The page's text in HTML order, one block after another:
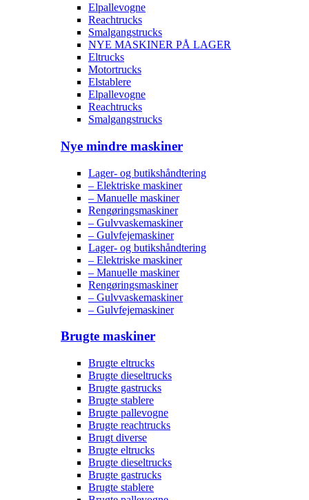
Elpallevogne
Reachtrucks
Smalgangstrucks
NYE MASKINER PÅ LAGER
Eltrucks
Motortrucks
Elstablere
Elpallevogne
Reachtrucks
Smalgangstrucks
Nye mindre maskiner
Lager- og butikshåndtering
– Elektriske maskiner
– Manuelle maskiner
Rengøringsmaskiner
– Gulvvaskemaskiner
– Gulvfejemaskiner
Lager- og butikshåndtering
– Elektriske maskiner
– Manuelle maskiner
Rengøringsmaskiner
– Gulvvaskemaskiner
– Gulvfejemaskiner
Brugte maskiner
Brugte eltrucks
Brugte dieseltrucks
Brugte gastrucks
Brugte stablere
Brugte pallevogne
Brugte reachtrucks
Brugt diverse
Brugte eltrucks
Brugte dieseltrucks
Brugte gastrucks
Brugte stablere